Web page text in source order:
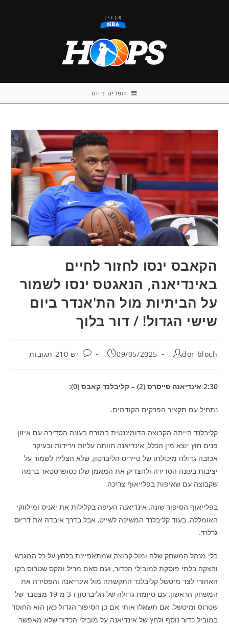
תפריט ניווט
הקאבס ינסו לחזור לחיים
באינדיאנה, הנאגטס ינסו לשמור
על הביתיות מול הת'אנדר ביום
שישי הגדול! / דור בלוך
מחבר:
dor bloch פורסם:
09/05/2025 תגובות:
יש 210 תגובות
2:30 אינדיאנה פייסרס (2) – קליבלנד קאבס (0):
נתחיל עם תקציר הפרקים הקודמים.
קליבלנד הייתה הקבוצה הדומיננטית במזרח בעונה הסדירה עם איזון
פנים חוץ יוצא מין הכלל, אינדיאנה חוותה עליות וירידות ובעיקר
אכזבה גדולה מיכולתו של טייריס הליברטון, שלא הצליח לשמור על
יציבות בעונה הסדירה ולהצדיק את המאמן שלו כסופרסטאר ברמה
שקבוצה עם שאיפות בפלייאוף צריכה.
בפלייאוף הסיפור שונה, אינדיאנה העיפה בקלילות את יאניס ומילווקי
האומללה, בעוד קליבלנד המשיכה לשייט, אבל בדרך איבדה את דריוס
גרלנד.
בלי מנהל המשחק שלה ומול קבוצה שמתאפיינת בלחץ על כל המגרש
והצקה בלתי פוסקת למובילי הכדור, ועם סאם מריל ומקס שטרוס בקו
האחורי לצד מיטשל קליבלנד התקשתה מול אינדיאנה והפסידה את
המשחק הראשון, עם סיומת גדולה של הליברטון ו-3 מ-19 מצטבר של
שטרוס ומיטשל. אם תשאלו אותי אם כן הסיפור הגדול כאן הוא החוסר
במוביל כדור נוסף ולחץ של אינדיאנה על מובילי הכדור שלא מאפשר